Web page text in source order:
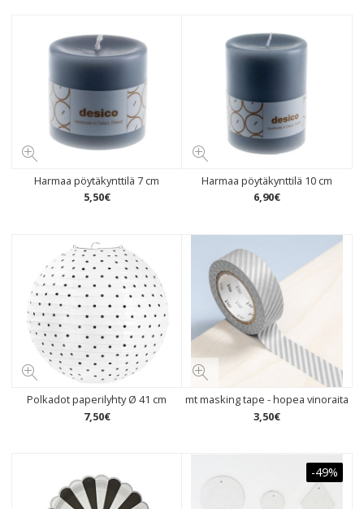
Harmaa pöytäkynttilä 7 cm
5,50€
Harmaa pöytäkynttilä 10 cm
6,90€
Polkadot paperilyhty Ø 41 cm
7,50€
mt masking tape - hopea vinoraita
3,50€
-49%